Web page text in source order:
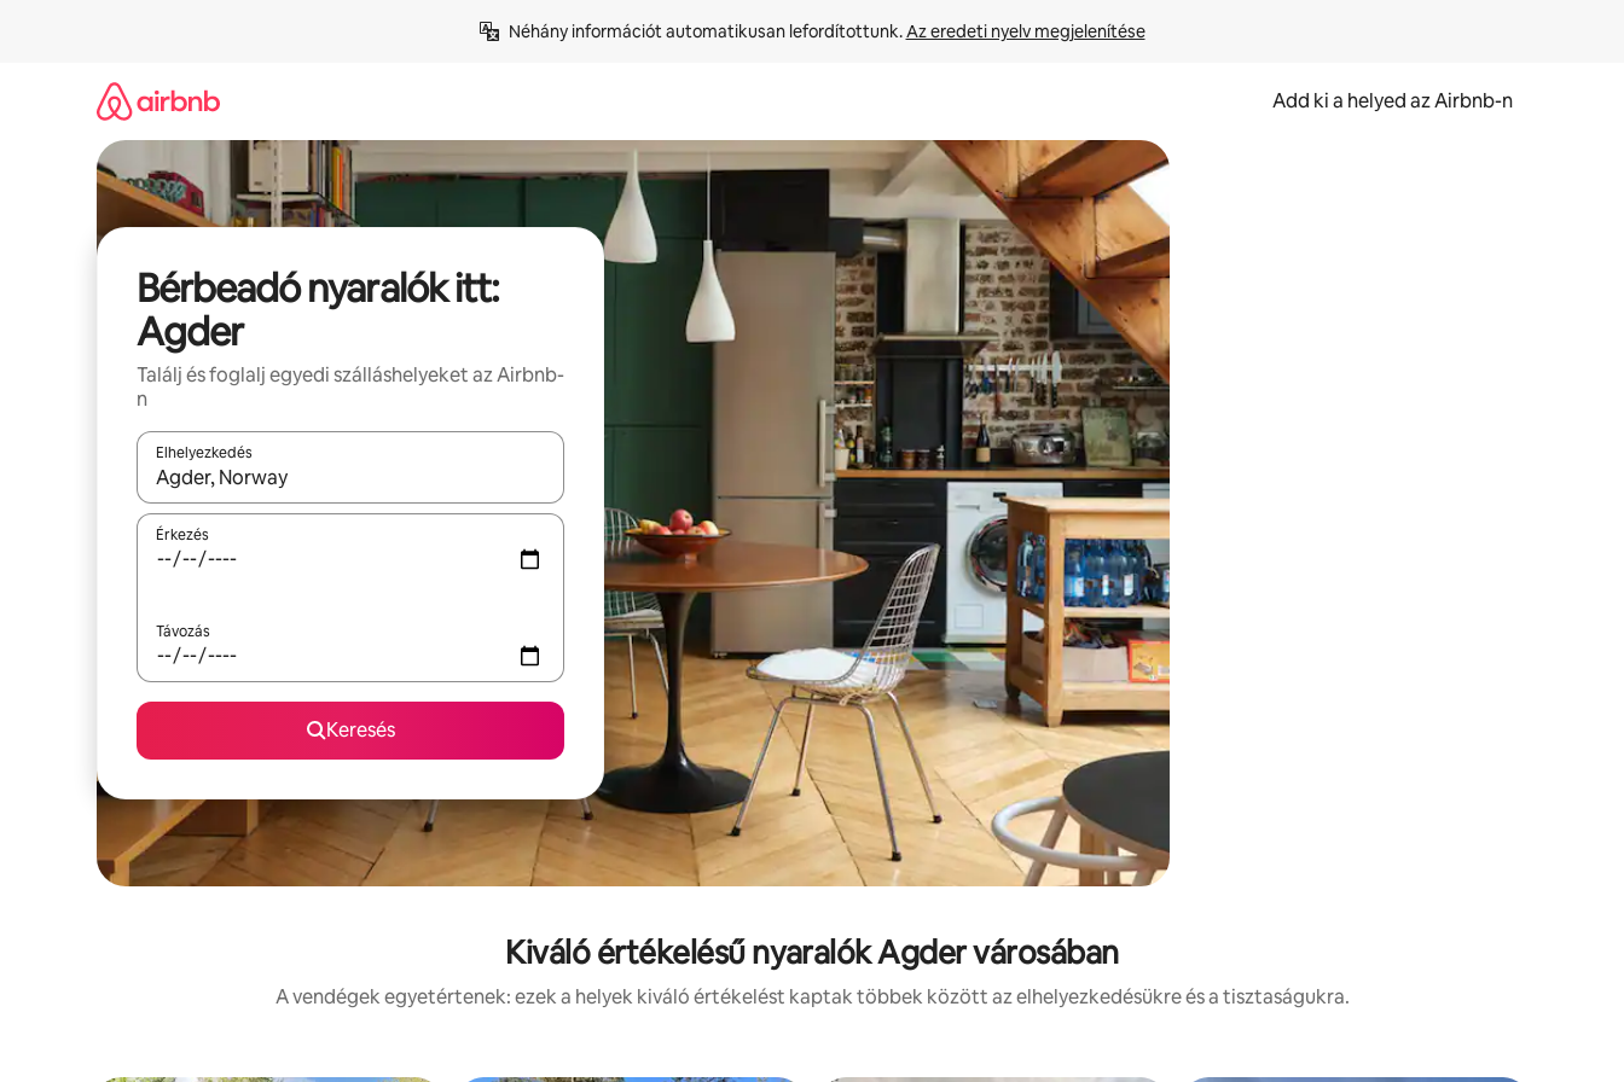
Néhány információt automatikusan lefordítottunk. Az eredeti nyelv megjelenítése
Add ki a helyed az Airbnb-n
Bérbeadó nyaralók itt:
Agder
Találj és foglalj egyedi szálláshelyeket az Airbnb-
n
Elhelyezkedés
Az eredmények között a felfelé és a lefelé nyíllal navigálhatsz, illetve érintő és lapozó mozdulatokkal is felfedezheted őket.
Érkezés
Távozás
Keresés
Kiváló értékelésű nyaralók Agder városában
A vendégek egyetértenek: ezek a helyek kiváló értékelést kaptak többek között az elhelyezkedésükre és a tisztaságukra.